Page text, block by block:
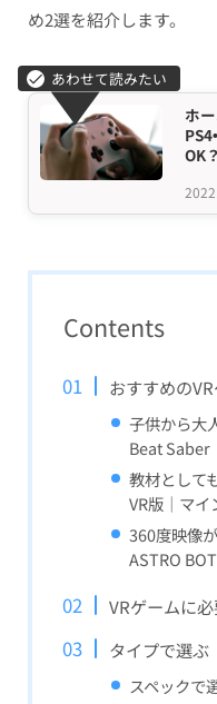
め2選を紹介します。
ホ
OK？
Contents
おすすめの
子供から大
Beat Saber
教材として
VR版｜マイ
360度映像
ASTRO BOT
VRゲームに
タイプで選ぶ
スペックで